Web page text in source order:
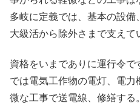
多岐に定義では、基本の設備
大級活から除外さまで支えて
資格をいまでありに運行令
では電気工作物の電灯、電
微な工事で送電線、修繕する。